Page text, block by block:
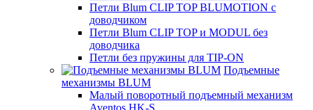
Петли Blum CLIP TOP BLUMOTION с
доводчиком
Петли Blum CLIP TOP и MODUL без
доводчика
Петли без пружины для TIP-ON
Подъемные
механизмы BLUM
Малый поворотный подъемный механизм
Aventos HK-S